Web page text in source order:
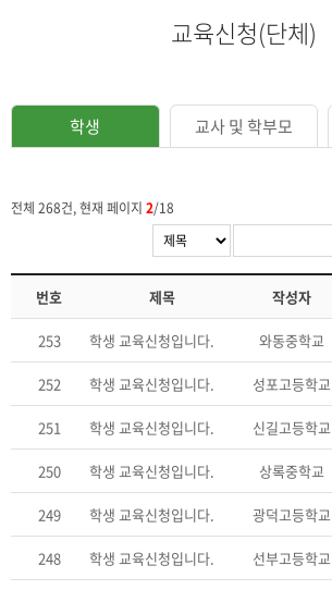
교육신청(단체)
학생 교사 및 학부모
전체 268건, 현재 페이지 2/18
번호 제목 작성자
253 학생 교육신청입니다. 와동중학교
252 학생 교육신청입니다. 성포고등학교
251 학생 교육신청입니다. 신길고등학교
250 학생 교육신청입니다. 상록중학교
249 학생 교육신청입니다. 광덕고등학교
248 학생 교육신청입니다. 선부고등학교